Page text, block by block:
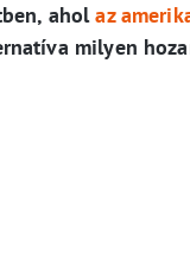
aholaz
milyen